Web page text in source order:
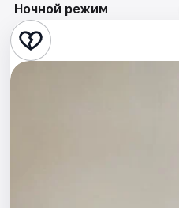
Театр
Стендап
Ночной режим